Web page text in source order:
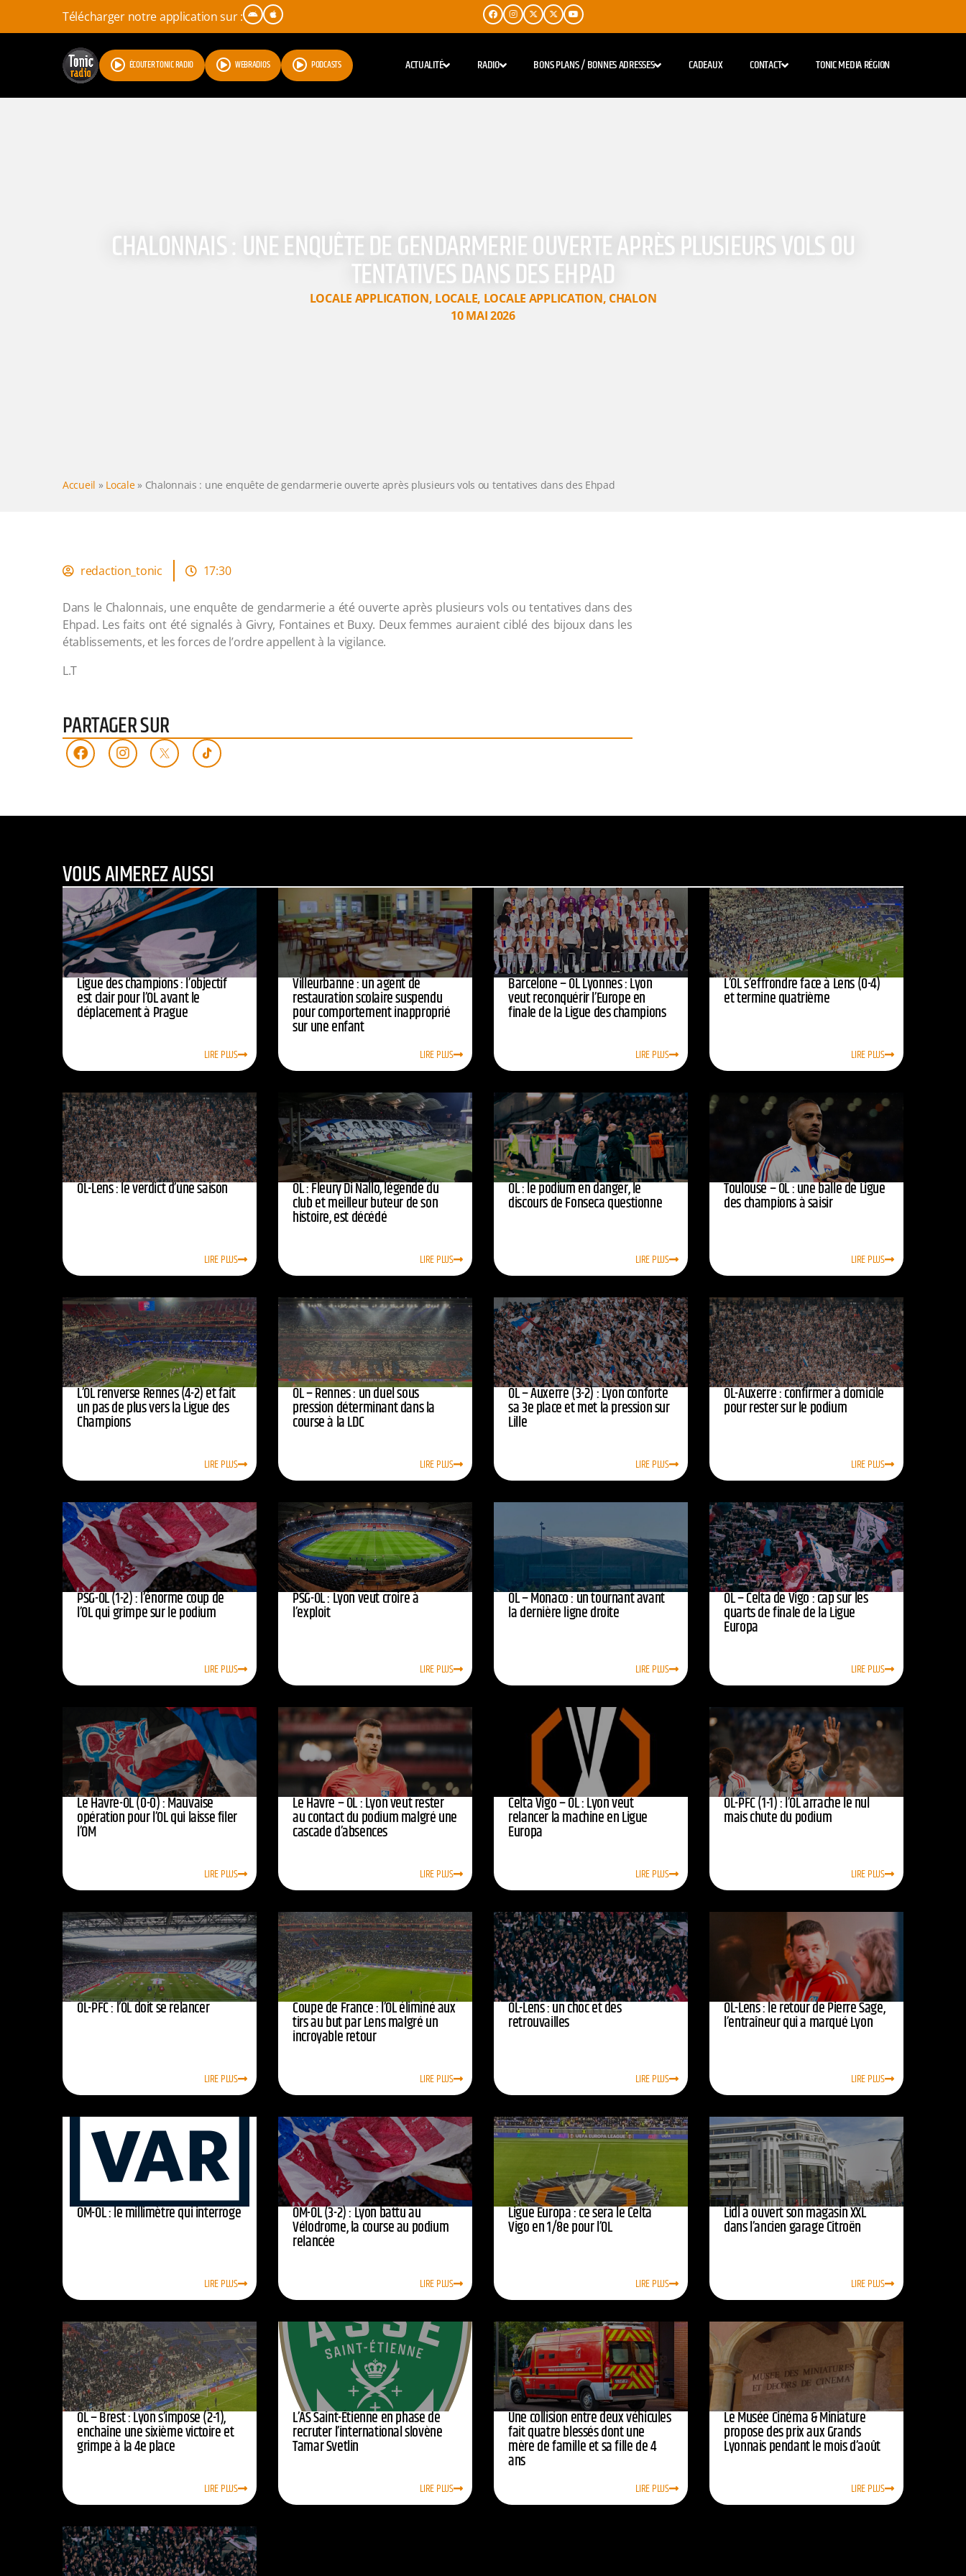
Télécharger notre application sur :
ÉCOUTER TONIC RADIO WEBRADIOS PODCASTS ACTUALITÉ RADIO BONS PLANS / BONNES ADRESSES CADEAUX CONTACT TONIC MEDIA RÉGION
CHALONNAIS : UNE ENQUÊTE DE GENDARMERIE OUVERTE APRÈS PLUSIEURS VOLS OU
TENTATIVES DANS DES EHPAD
LOCALE APPLICATION, LOCALE, LOCALE APPLICATION, CHALON
10 MAI 2026
Accueil » Locale» Chalonnais : une enquête de gendarmerie ouverte après plusieurs vols ou tentatives dans des Ehpad
redaction_tonic 17:30
Dans le Chalonnais, une enquête de gendarmerie a été ouverte après plusieurs vols ou tentatives dans des
Ehpad. Les faits ont été signalés à Givry, Fontaines et Buxy. Deux femmes auraient ciblé des bijoux dans les
établissements, et les forces de l’ordre appellent à la vigilance.
L.T
PARTAGER SUR
VOUS AIMEREZ AUSSI
Ligue des champions : l’objectif
est clair pour l’OL avant le
déplacement à Prague
LIRE PLUS
Villeurbanne : un agent de
restauration scolaire suspendu
pour comportement inapproprié
sur une enfant
LIRE PLUS
Barcelone – OL Lyonnes : Lyon
veut reconquérir l’Europe en
finale de la Ligue des champions
LIRE PLUS
L’OL s’effrondre face à Lens (0-4)
et termine quatrième
LIRE PLUS
OL-Lens : le verdict d’une saison
LIRE PLUS
OL : Fleury Di Nallo, légende du
club et meilleur buteur de son
histoire, est décédé
LIRE PLUS
OL : le podium en danger, le
discours de Fonseca questionne
LIRE PLUS
Toulouse – OL : une balle de Ligue
des champions à saisir
LIRE PLUS
L’OL renverse Rennes (4-2) et fait
un pas de plus vers la Ligue des
Champions
LIRE PLUS
OL – Rennes : un duel sous
pression déterminant dans la
course à la LDC
LIRE PLUS
OL – Auxerre (3-2) : Lyon conforte
sa 3e place et met la pression sur
Lille
LIRE PLUS
OL-Auxerre : confirmer à domicile
pour rester sur le podium
LIRE PLUS
PSG-OL (1-2) : l’énorme coup de
l’OL qui grimpe sur le podium
LIRE PLUS
PSG-OL : Lyon veut croire à
l’exploit
LIRE PLUS
OL – Monaco : un tournant avant
la dernière ligne droite
LIRE PLUS
OL – Celta de Vigo : cap sur les
quarts de finale de la Ligue
Europa
LIRE PLUS
Le Havre-OL (0-0) : Mauvaise
opération pour l’OL qui laisse filer
l’OM
LIRE PLUS
Le Havre – OL : Lyon veut rester
au contact du podium malgré une
cascade d’absences
LIRE PLUS
Celta Vigo – OL : Lyon veut
relancer la machine en Ligue
Europa
LIRE PLUS
OL-PFC (1-1) : l’OL arrache le nul
mais chute du podium
LIRE PLUS
OL-PFC : l’OL doit se relancer
LIRE PLUS
Coupe de France : l’OL éliminé aux
tirs au but par Lens malgré un
incroyable retour
LIRE PLUS
OL-Lens : un choc et des
retrouvailles
LIRE PLUS
OL-Lens : le retour de Pierre Sage,
l’entraîneur qui a marqué Lyon
LIRE PLUS
OM-OL : le millimètre qui interroge
LIRE PLUS
OM-OL (3-2) : Lyon battu au
Vélodrome, la course au podium
relancée
LIRE PLUS
Ligue Europa : ce sera le Celta
Vigo en 1/8e pour l’OL
LIRE PLUS
Lidl a ouvert son magasin XXL
dans l’ancien garage Citroën
LIRE PLUS
OL – Brest : Lyon s’impose (2-1),
enchaîne une sixième victoire et
grimpe à la 4e place
LIRE PLUS
L’AS Saint-Étienne en phase de
recruter l’international slovène
Tamar Svetlin
LIRE PLUS
Une collision entre deux véhicules
fait quatre blessés dont une
mère de famille et sa fille de 4
ans
LIRE PLUS
Le Musée Cinéma & Miniature
propose des prix aux Grands
Lyonnais pendant le mois d’août
LIRE PLUS